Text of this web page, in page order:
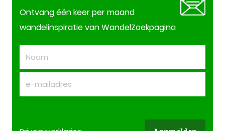
Ontvang één keer per maand
wandelinspiratie van WandelZoekpagina